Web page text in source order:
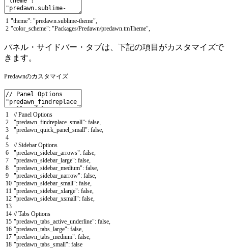
1
2
"theme": "predawn.sublime-theme"
"color_scheme": "Packages/Predawn/predawn.tmTheme"
パネル・サイドバー・タブは、下記の項目がカスタマイズで
きます。
Predawnのカスタマイズ
1
2
3
4
5
6
7
8
9
10
11
12
13
14
15
16
17
18
// Panel Options
"predawn_findreplace_small": false,
"predawn_quick_panel_small": false,
// Sidebar Options
"predawn_sidebar_arrows": false,
"predawn_sidebar_large": false,
"predawn_sidebar_medium": false,
"predawn_sidebar_narrow": false,
"predawn_sidebar_small": false,
"predawn_sidebar_xlarge": false,
"predawn_sidebar_xsmall": false,
// Tabs Options
"predawn_tabs_active_underline": false,
"predawn_tabs_large": false,
"predawn_tabs_medium": false,
"predawn_tabs_small": false